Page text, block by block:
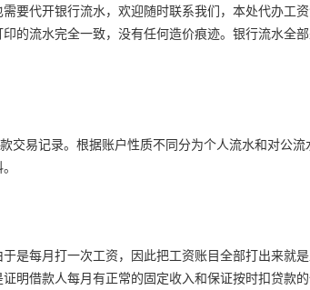
要代开银行流水，欢迎随时联系我们，本处代办工资
的流水完全一致，没有任何造价痕迹。银行流水全
交易记录。根据账户性质不同分为个人流水和对公
是每月打一次工资，因此把工资账目全部打出来就
明借款人每月有正常的固定收入和保证按时扣贷款